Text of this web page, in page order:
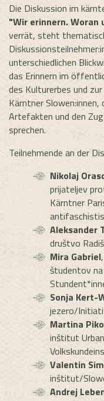
Die Diskussion im
"Wir erinnern. Woran
verrät, steht
unterschiedlichen
das Erinnern im
des Kulturerbes und
Kärntner
Artefakten und den
sprechen.
Teilnehmende an der
Nikolaj
prijateljev
Kärntner
Aleksander
društvo
Mira Gabriel
študentov
Sonja Kert-
jezero/
Martina
inštitut
Valentin
inštitut/
Andrej